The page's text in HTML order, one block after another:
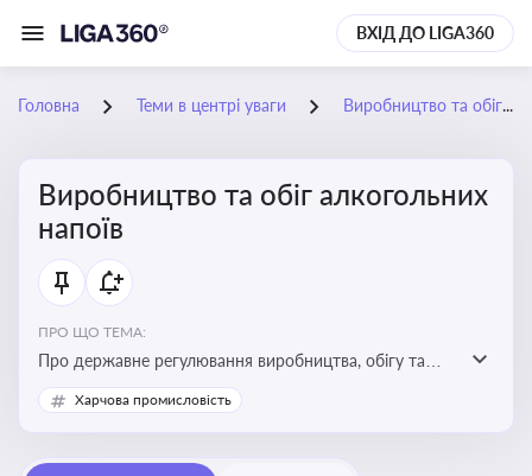
ВХІД ДО LIGA360
Головна Теми в центрі уваги Виробництво та обіг алкогольних напоїв
Виробництво та обіг алкогольних
напоїв
ПРО ЩО ТЕМА:
Про державне регулювання виробництва, обігу та
оподаткування алкогольної продукції, про
ліцензування та правові ризики
Харчова промисловість